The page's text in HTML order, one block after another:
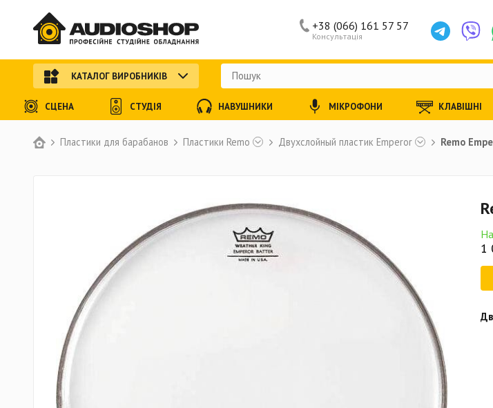
Пластики для барабанов Пластики Remo Двухслойный пластик Emperor Remo
1
Консультація
+38 (066) 161 57 57
КАТАЛОГ ВИРОБНИКІВ
СЦЕНА СТУДІЯ НАВУШНИКИ МІКРОФОНИ КЛАВІШНІ